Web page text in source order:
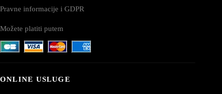
Pravne informacije i GDPR
Možete platiti putem
ONLINE USLUGE